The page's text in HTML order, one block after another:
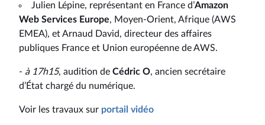
Julien Lépine, représentant en France d’Amazon
Web Services Europe, Moyen-Orient, Afrique (AWS
EMEA), et Arnaud David, directeur des affaires
publiques France et Union européenne de AWS.
- à 17h15, audition de Cédric O, ancien secrétaire
d’État chargé du numérique.
Voir les travaux sur portail vidéo